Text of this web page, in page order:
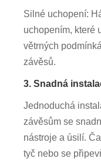
Silné uchopení:
uchopením, které
větrných
závěsů.
3. Snadná
Jednoduchá
závěsům se
nástroje a úsilí.
tyč nebo se